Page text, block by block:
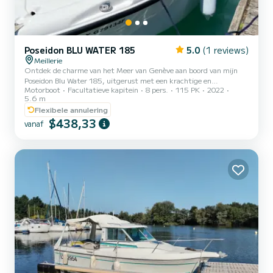
Poseidon BLU WATER 185 5.0 (1 reviews)
Meillerie
Ontdek de charme van het Meer van Genève aan boord van mijn
Poseidon Blu Water 185, uitgerust met een krachtige en
betrouwbare Tohatsu 115 pk motor, ideaal om ten volle te genieten
van een uitje in alle veiligheid. Capaciteit: tot 8 personen
comfortabel geïnstalleerd. Uitrusting aan boord: Zonnetent om in
de schaduw te varen Zonnedek vooraan om te ontspannen
Zwemtrap voor gemakkelijk zwemmen Opbergruimte voor uw
perfect vertre...
Motorboot Facultatieve kapitein 8 pers. 115 PK
2022
5.6 m
Flexibele annulering
vanaf $438,33